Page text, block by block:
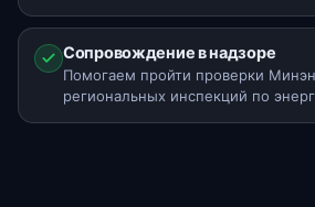
Сопровождение в надзоре
Помогаем пройти проверки
региональных инспекций по